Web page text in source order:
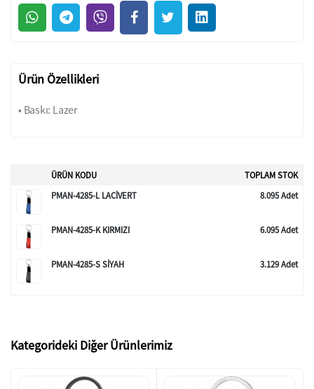
Ürün Özellikleri
• Baskı: Lazer
ÜRÜN KODU
TOPLAM STOK
PMAN-4285-L LACİVERT
8.095 Adet
PMAN-4285-K KIRMIZI 6.095 Adet
PMAN-4285-S SİYAH 3.129 Adet
Kategorideki Diğer Ürünlerimiz